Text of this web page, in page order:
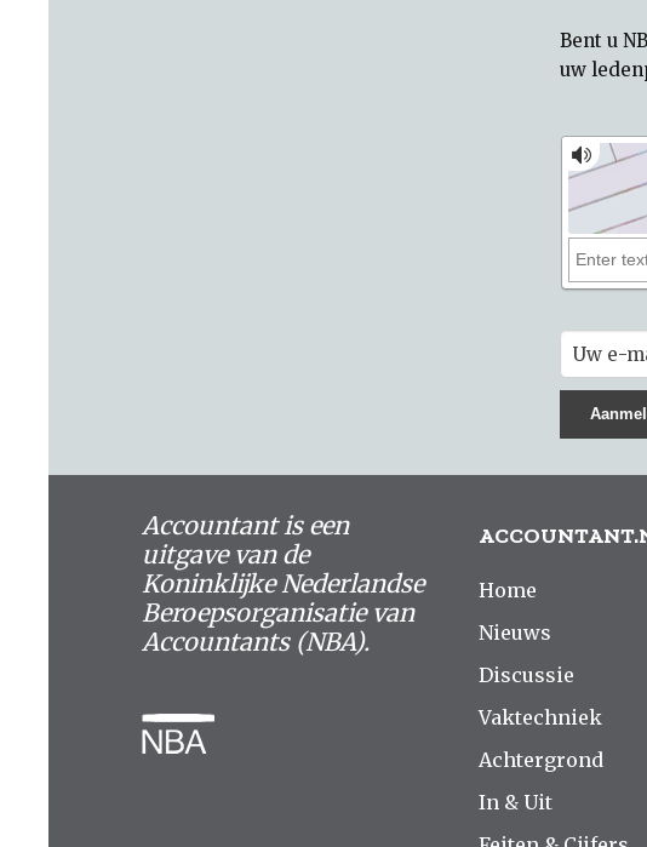
Bent u
uw
Accountant is een
uitgave van de
Koninklijke Nederlandse
Beroepsorganisatie van
Accountants (NBA).
Home
Nieuws
Discussie
Vaktechniek
Achtergrond
In & Uit